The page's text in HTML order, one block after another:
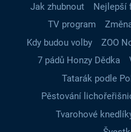
Jak zhubnout Nejlepší
TV program
Kdy budou volby
ZOO
7 pádů Honzy Dědka
Tatarák podle
Pěstování
Tvarohové